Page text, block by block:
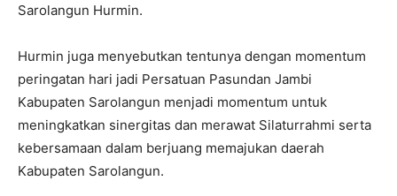
Sarolangun Hurmin.
Hurmin juga menyebutkan tentunya dengan momentum
peringatan hari jadi Persatuan Pasundan Jambi
Kabupaten Sarolangun menjadi momentum untuk
meningkatkan sinergitas dan merawat Silaturrahmi serta
kebersamaan dalam berjuang memajukan daerah
Kabupaten Sarolangun.